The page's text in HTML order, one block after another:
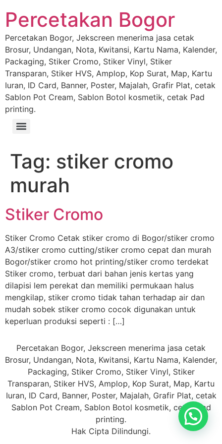
Percetakan Bogor
Percetakan Bogor, Jekscreen menerima jasa cetak
Brosur, Undangan, Nota, Kwitansi, Kartu Nama, Kalender,
Packaging, Stiker Cromo, Stiker Vinyl, Stiker
Transparan, Stiker HVS, Amplop, Kop Surat, Map, Kartu
Iuran, ID Card, Banner, Poster, Majalah, Grafir Plat, cetak
Sablon Pot Cream, Sablon Botol kosmetik, cetak Pad
printing.
Tag: stiker cromo
murah
Stiker Cromo
Stiker Cromo Cetak stiker cromo di Bogor/stiker cromo
A3/stiker cromo cutting/stiker cromo cepat dan murah
Bogor/stiker cromo hot printing/stiker cromo terdekat
Stiker cromo, terbuat dari bahan jenis kertas yang
dilapisi lem perekat dan memiliki permukaan halus
mengkilap, stiker cromo tidak tahan terhadap air dan
mudah sobek stiker cromo cocok digunakan untuk
keperluan produksi seperti : […]
Percetakan Bogor, Jekscreen menerima jasa cetak
Brosur, Undangan, Nota, Kwitansi, Kartu Nama, Kalender,
Packaging, Stiker Cromo, Stiker Vinyl, Stiker
Transparan, Stiker HVS, Amplop, Kop Surat, Map, Kartu
Iuran, ID Card, Banner, Poster, Majalah, Grafir Plat, cetak
Sablon Pot Cream, Sablon Botol kosmetik, cetak Pad
printing.
Hak Cipta Dilindungi.